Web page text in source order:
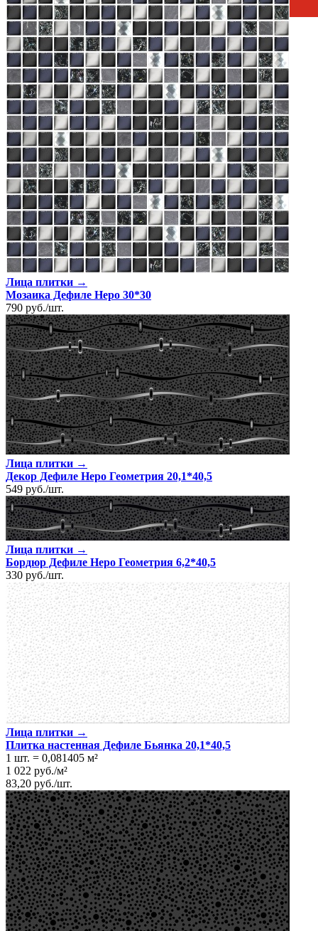
Россия
ПроизводительAZORI CERAMICA
КоллекцияAzori Ceramica ДЕФИЛЕ
Тип плиткиНастенная
Размеры
Размеры
20.1х40.5 см
Толщина8 мм
Ширина20.1 см
Длина40.5 см
Площадь в упаковке
1.22 кв. м.
Свойства
НазначениеВанная комната
МатериалКерамика
ПоверхностьРельефная
ЦветЧерный
Имитация поверхностиМоноколор
Лица плитки →
Мозаика Дефиле Неро 30*30
790 руб./шт.
Лица плитки →
Декор Дефиле Неро Геометрия 20,1*40,5
549 руб./шт.
Лица плитки →
Бордюр Дефиле Неро Геометрия 6,2*40,5
330 руб./шт.
Лица плитки →
Плитка настенная Дефиле Бьянка 20,1*40,5
1 шт. = 0,081405 м²
1 022 руб./м²
83,20 руб./шт.